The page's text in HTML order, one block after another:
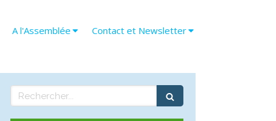
A l'Assemblée Contact et Newsletter
Rechercher